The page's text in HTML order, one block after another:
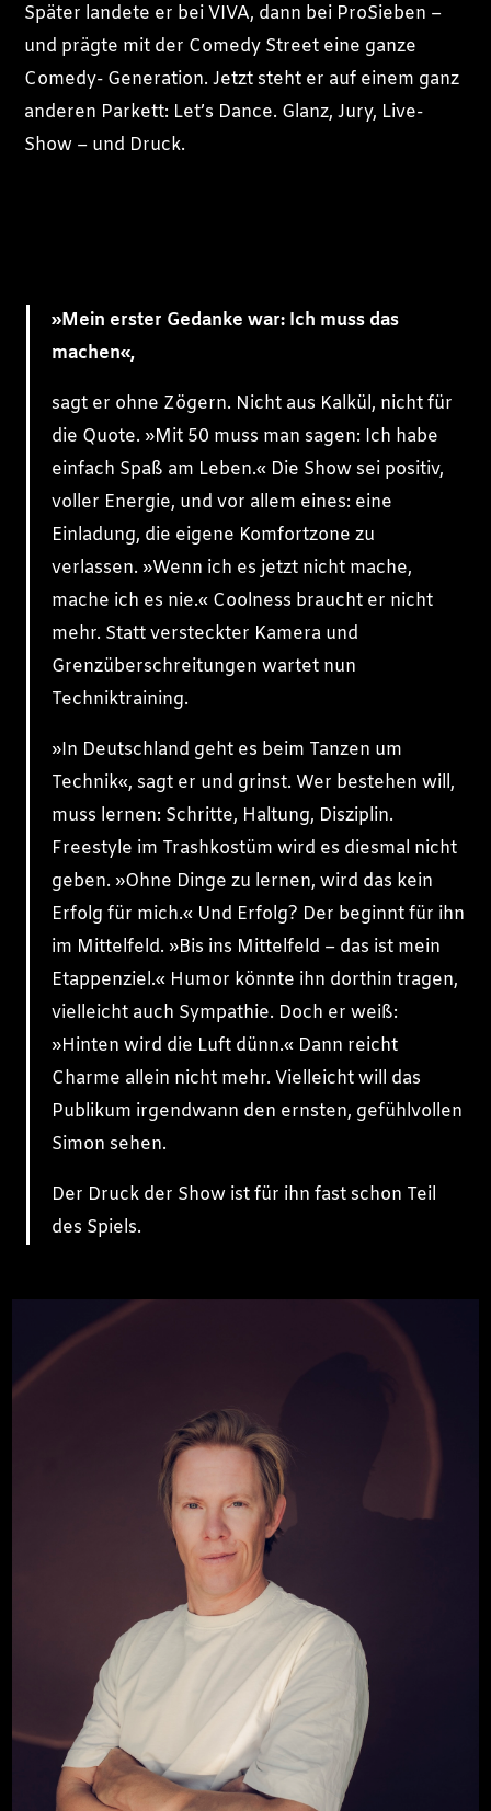
Später landete er bei VIVA, dann bei ProSieben –
und prägte mit der Comedy Street eine ganze
Comedy- Generation. Jetzt steht er auf einem ganz
anderen Parkett: Let’s Dance. Glanz, Jury, Live-
Show – und Druck.
»Mein erster Gedanke war: Ich muss das
machen«,
sagt er ohne Zögern. Nicht aus Kalkül, nicht für
die Quote. »Mit 50 muss man sagen: Ich habe
einfach Spaß am Leben.« Die Show sei positiv,
voller Energie, und vor allem eines: eine
Einladung, die eigene Komfortzone zu
verlassen. »Wenn ich es jetzt nicht mache,
mache ich es nie.« Coolness braucht er nicht
mehr. Statt versteckter Kamera und
Grenzüberschreitungen wartet nun
Techniktraining.
»In Deutschland geht es beim Tanzen um
Technik«, sagt er und grinst. Wer bestehen will,
muss lernen: Schritte, Haltung, Disziplin.
Freestyle im Trashkostüm wird es diesmal nicht
geben. »Ohne Dinge zu lernen, wird das kein
Erfolg für mich.« Und Erfolg? Der beginnt für ihn
im Mittelfeld. »Bis ins Mittelfeld – das ist mein
Etappenziel.« Humor könnte ihn dorthin tragen,
vielleicht auch Sympathie. Doch er weiß:
»Hinten wird die Luft dünn.« Dann reicht
Charme allein nicht mehr. Vielleicht will das
Publikum irgendwann den ernsten, gefühlvollen
Simon sehen.
Der Druck der Show ist für ihn fast schon Teil
des Spiels.